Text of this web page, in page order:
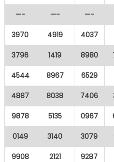
—- —- —-
3970 4919 4037
3796 1419 8980
4544 8967 6529
4887 8038 7406
9878 5135 0967
0149 3140 3079
9908 2121 9287